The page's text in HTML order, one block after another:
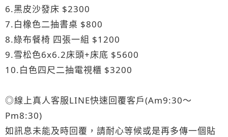
6.黑皮沙發床 $2300
7.白橡色二抽書桌 $800
8.綠布餐椅 四張一組 $1200
9.雪松色6x6.2床頭+床底 $5600
10.白色四尺二抽電視櫃 $3200
◎線上真人客服LINE快速回覆客戶(Am9:30～
Pm8:30)
如訊息未能及時回覆，請耐心等候或是再多傳一個貼